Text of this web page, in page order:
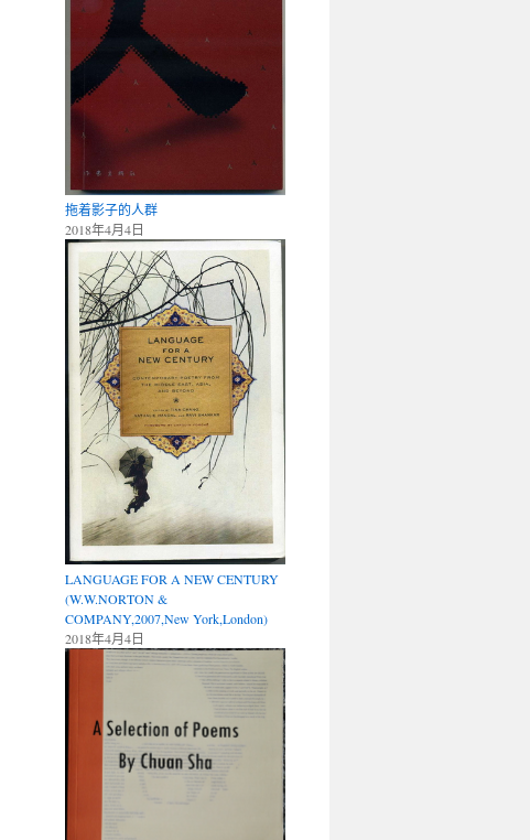
拖着影子的人群
2018年4月4日
LANGUAGE FOR A NEW CENTURY
(W.W.NORTON &
COMPANY,2007,New York,London)
2018年4月4日